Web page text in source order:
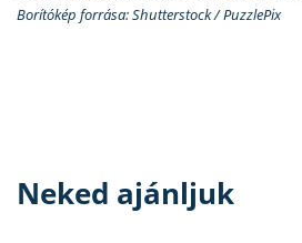
Borítókép forrása: Shutterstock / PuzzlePix
Neked ajánljuk